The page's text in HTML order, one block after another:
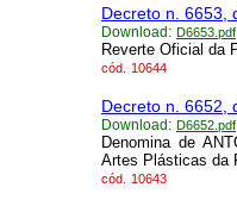
Decreto n. 6653,
Download: D6653.pdf
Reverte Oficial da
cód. 10644
Decreto n. 6652,
Download: D6652.pdf
Denomina de
Artes Plásticas da
cód. 10643